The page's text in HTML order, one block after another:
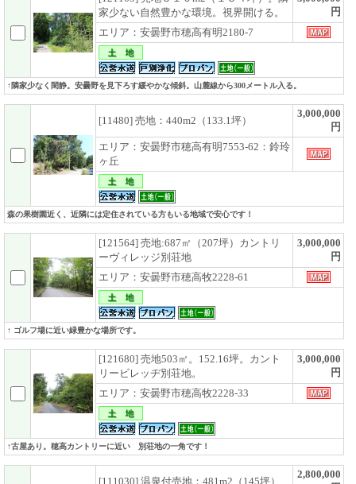
家少ない自然豊かな環境。視界開ける。
円
エリア：安曇野市穂高有明2180-7
↑隣家少なく閑静。安曇野を見下ろす緩やかな傾斜。山麓線から300メートル入る。
[11480] 売地：440m2（133.1坪）
3,000,000
円
エリア：安曇野市穂高有明7553-62：鈴玲
ヶ丘
森の果樹園近く、近隣には定住されている方もいる地域で安心です！
[121564] 売地:687㎡（207坪）カントリ
ーヴィレッジ別荘地
3,000,000
円
エリア：安曇野市穂高牧2228-61
↑ ゴルフ場に近い緑豊かな場所です。
[121680] 売地503㎡。152.16坪。カント
リービレッヂ別荘地。
3,000,000
円
エリア：安曇野市穂高牧2228-33
↑古屋あり。穂高カントリーに近い 別荘地の一角です！
[111030] 温泉付売地：481m2（145坪）
2,800,000